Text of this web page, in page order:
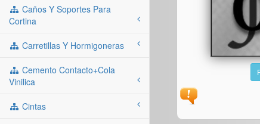
Caños Y Soportes Para
Cortina
Carretillas Y Hormigoneras
Cemento Contacto+cola
Vinilica
Cintas